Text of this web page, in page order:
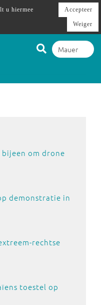
om drone
demonstratie in
rechtse
toestel op
u hiermee
Accepteer
Weiger